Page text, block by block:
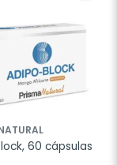
60 cápsulas